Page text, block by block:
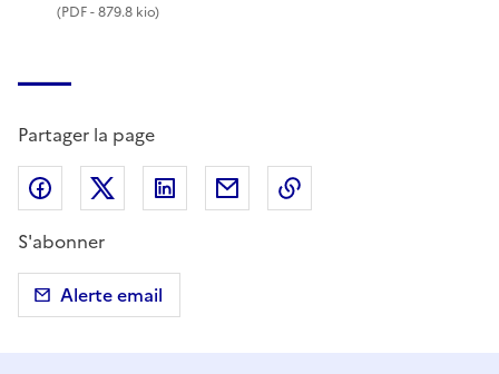
(PDF- 879.8 kio)
Partager la page
Partager sur Facebook
Partager sur X (anciennement Twitter)
Partager sur LinkedIn
Partager par email
S'abonner
Alerte email